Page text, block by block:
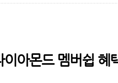
이아몬드 멤버쉽 혜